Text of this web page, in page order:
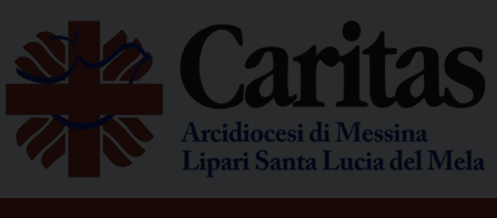
content